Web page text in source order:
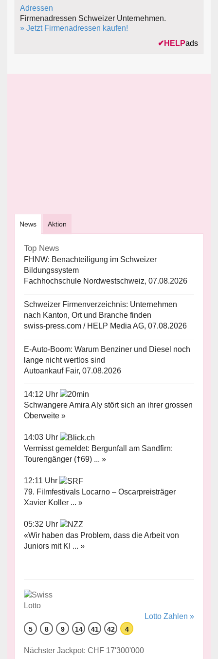
Firmenadressen Schweizer Unternehmen.
» Jetzt Firmenadressen kaufen!
✔ HELPads
News Aktion
Top News
FHNW: Benachteiligung im Schweizer
Bildungssystem
Fachhochschule Nordwestschweiz, 07.08.2026
Schweizer Firmenverzeichnis: Unternehmen
nach Kanton, Ort und Branche finden
swiss-press.com / HELP Media AG, 07.08.2026
E-Auto-Boom: Warum Benziner und Diesel noch
lange nicht wertlos sind
Autoankauf Fair, 07.08.2026
14:12 Uhr
Schwangere Amira Aly stört sich an ihrer grossen
Oberweite »
14:03 Uhr
Vermisst gemeldet: Bergunfall am Sandfirn:
Tourengänger (†69) ... »
12:11 Uhr
79. Filmfestivals Locarno – Oscarpreisträger
Xavier Koller ... »
05:32 Uhr
«Wir haben das Problem, dass die Arbeit von
Juniors mit KI ... »
Lotto Zahlen »
5 8 9 14 41 42 4
Nächster Jackpot: CHF 17'300'000